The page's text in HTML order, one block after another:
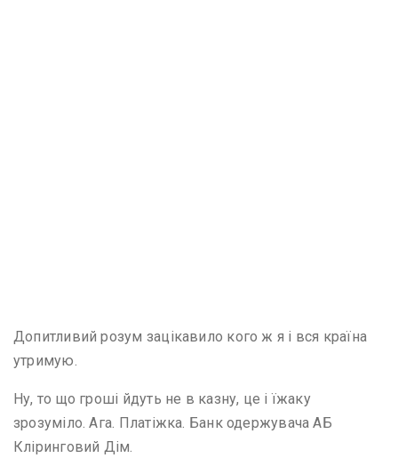
Допитливий розум зацікавило кого ж я і вся країна
утримую.
Ну, то що гроші йдуть не в казну, це і їжаку
зрозуміло. Ага. Платіжка. Банк одержувача АБ
Кліринговий Дім.